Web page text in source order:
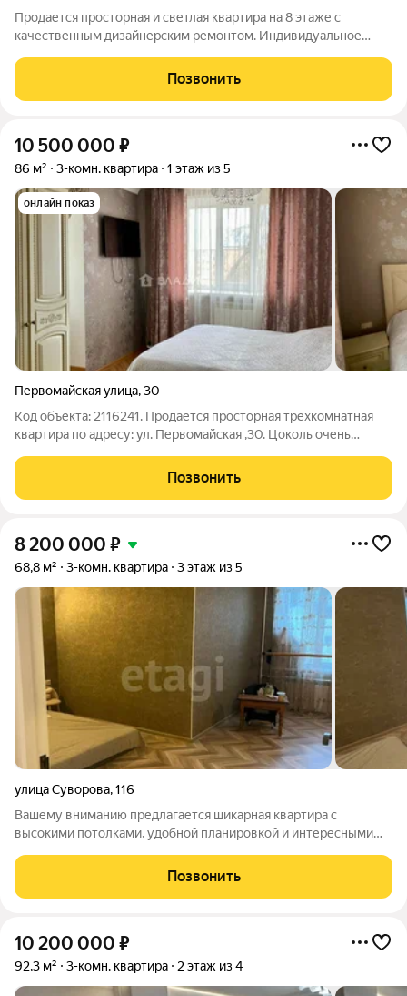
Продается просторная и светлая квартира на 8 этаже с
качественным дизайнерским ремонтом. Индивидуальное
с использованием долговечных материалов, установлены
надежные окна немецкого
Позвонить
10 500 000 ₽
86 м² 3-комн. квартира 1 этаж из 5
онлайн показ
Первомайская улица,30
Код объекта: 2116241. Продаётся просторная трёхкомнатная
квартира по адресу: ул. Первомайская ,30. Цоколь очень
Кирпичный дом 1992 года постройки отличается хорошей
Позвонить
8 200 000 ₽
68,8 м² 3-комн. квартира 3 этаж из 5
улица Суворова,116
Вашему вниманию предлагается шикарная квартира с
высокими потолками, удобной планировкой и интересными
планировки, расположена на 3 этаже кирпичного дома, не
угловая, теплая, в ванной теплые полы,
Позвонить
10 200 000 ₽
92,3 м² 3-комн. квартира 2 этаж из 4